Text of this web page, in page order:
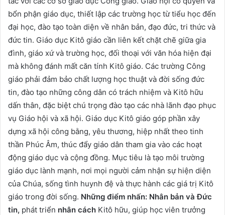
bổn phận giáo dục, thiết lập các trường học từ tiểu học đến
đại học, đào tạo toàn diện về nhân bản, đạo đức, tri thức và
đức tin. Giáo dục Kitô giáo cần liên kết chặt chẽ giữa gia
đình, giáo xứ và trường học, đối thoại với văn hóa hiện đại
mà không đánh mất căn tính Kitô giáo. Các trường Công
giáo phải đảm bảo chất lượng học thuật và đời sống đức
tin, đào tạo những công dân có trách nhiệm và Kitô hữu
dấn thân, đặc biệt chú trọng đào tạo các nhà lãnh đạo phục
vụ Giáo hội và xã hội. Giáo dục Kitô giáo góp phần xây
dựng xã hội công bằng, yêu thương, hiệp nhất theo tinh
thần Phúc Âm, thúc đẩy giáo dân tham gia vào các hoạt
động giáo dục và cộng đồng. Mục tiêu là tạo môi trường
giáo dục lành mạnh, nơi mọi người cảm nhận sự hiện diện
của Chúa, sống tình huynh đệ và thực hành các giá trị Kitô
giáo trong đời sống. Những điểm nhấn: Nhân bản và Đức
tin, phát triển nhân cách Kitô hữu, giúp học viên trưởng